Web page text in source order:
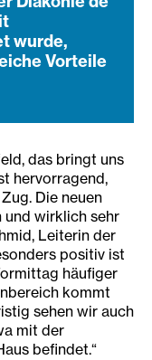
wurde,
Vorteile
das bringt uns
hervorragend,
Die neuen
und wirklich sehr
Leiterin der
positiv ist
häufiger
kommt
sehen wir auch
mit der
befindet.“